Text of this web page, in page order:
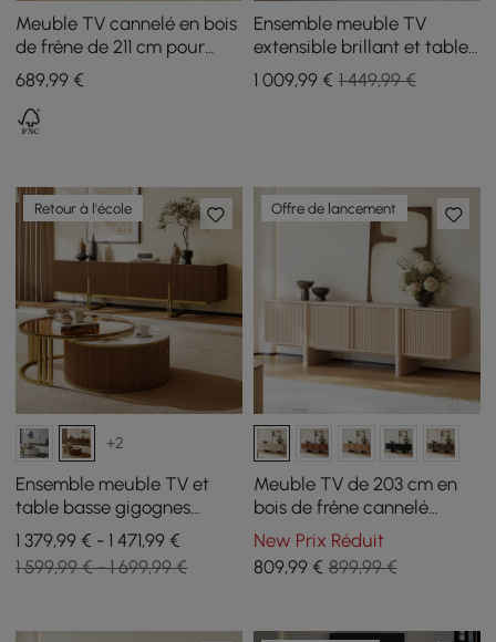
Meuble TV cannelé en bois
de frêne de 211 cm pour
projecteur UST avec
armoires
689,99 €
Ensemble meuble TV
extensible brillant et table
basse gigogne
1 009,99€ 1 449,99 €
Retour à l'école
+2
Ensemble meuble TV et
table basse gigognes
Grovyn avec plateau en
pierre frittée
1 379,99 € - 1 471,99 €
1 599,99 € - 1 699,99 €
Offre de lancement
Meuble TV de 203 cm en
bois de frêne cannelé
blanchi avec placards
New Prix Réduit
809,99€ 899,99 €